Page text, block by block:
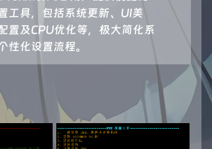
工具，包括系统更新、UI美
置及CPU优化等，极大简化系
性化设置流程。